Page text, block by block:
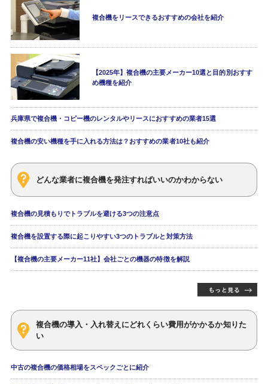
複合機をリースできるおすすめの会社を紹介
【2025年】複合機の主要メーカー10選と目的別おすす
め機種を紹介
兵庫県で複合機・コピー機のレンタルやリースにおすすめの業者15選
複合機の安い機種を手に入れる方法は？おすすめの業者10社も紹介
どんな業者に複合機を発注すればいいのかわからない
複合機の見積もりでトラブルを避ける3つの注意点
複合機を設置する際に起こりやすい3つのトラブルと対策方法
【複合機の主要メーカー11社】会社ごとの機器の特徴を解説
複合機の導入・入れ替えにどれくらい費用がかかるか知りた
い
中古の複合機の価格相場をスペックごとに紹介